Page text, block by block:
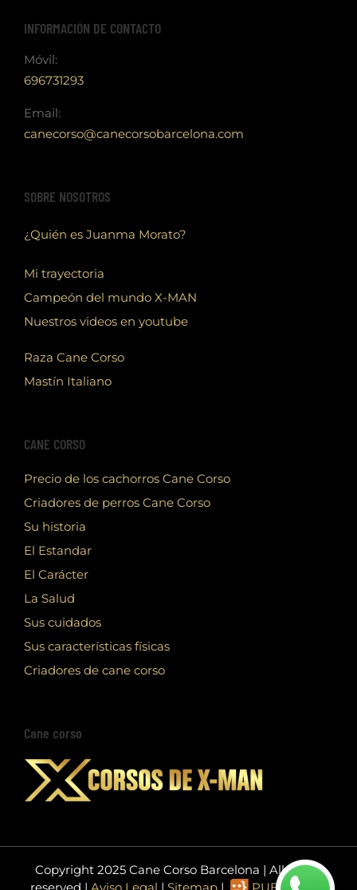
INFORMACIÓN DE CONTACTO
Móvil:
696731293
Email:
canecorso@canecorsobarcelona.com
SOBRE NOSOTROS
¿Quién es Juanma Morato?
Mi trayectoria
Campeón del mundo X-MAN
Nuestros videos en youtube
Raza Cane Corso
Mastín Italiano
CANE CORSO
Precio de los cachorros Cane Corso
Criadores de perros Cane Corso
Su historia
El Estandar
El Carácter
La Salud
Sus cuidados
Sus características físicas
Criadores de cane corso
Cane corso
Copyright 2025 Cane Corso Barcelona | All rights
reserved | Aviso Legal | Sitemap | PUBLIEDIT -